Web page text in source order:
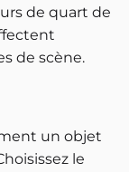
de quart de
de scène.
un objet
le